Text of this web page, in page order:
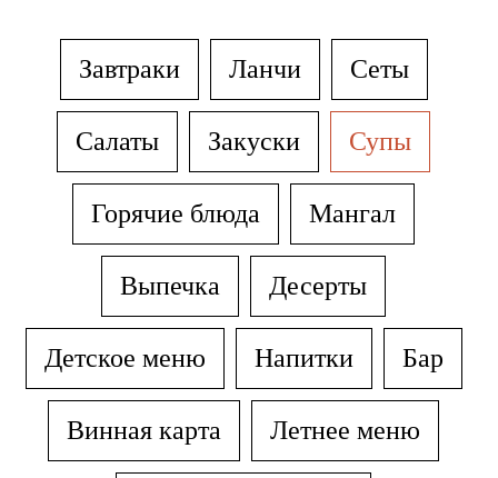
Завтраки Ланчи Сеты
Салаты Закуски Супы
Горячие блюда Мангал
Выпечка Десерты
Детское меню Напитки Бар
Винная карта Летнее меню